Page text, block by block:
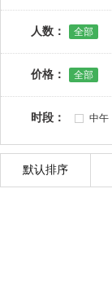
人数： 全部
价格： 全部
时段： 中午
默认排序